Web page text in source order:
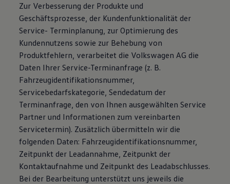
Zur Verbesserung der Produkte und
Geschäftsprozesse, der Kundenfunktionalität der
Service- Terminplanung, zur Optimierung des
Kundennutzens sowie zur Behebung von
Produktfehlern, verarbeitet die Volkswagen AG die
Daten Ihrer Service-Terminanfrage (z. B.
Fahrzeugidentifikationsnummer,
Servicebedarfskategorie, Sendedatum der
Terminanfrage, den von Ihnen ausgewählten Service
Partner und Informationen zum vereinbarten
Servicetermin). Zusätzlich übermitteln wir die
folgenden Daten: Fahrzeugidentifikationsnummer,
Zeitpunkt der Leadannahme, Zeitpunkt der
Kontaktaufnahme und Zeitpunkt des Leadabschlusses.
Bei der Bearbeitung unterstützt uns jeweils die